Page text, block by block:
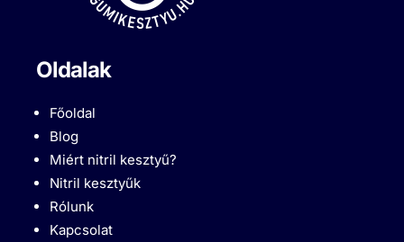
Oldalak
Főoldal
Blog
Miért nitril kesztyű?
Nitril kesztyűk
Rólunk
Kapcsolat